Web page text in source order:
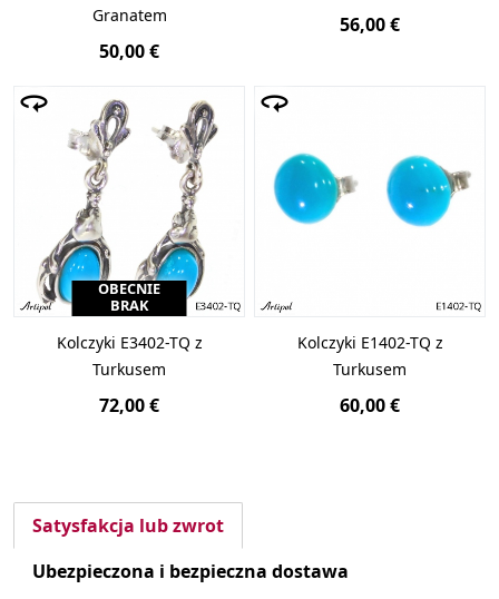
Granatem
50,00 €
56,00 €
OBECNIE
BRAK
Kolczyki E3402-TQ z
Turkusem
72,00 €
Kolczyki E1402-TQ z
Turkusem
60,00 €
Satysfakcja lub zwrot
Ubezpieczona i bezpieczna dostawa